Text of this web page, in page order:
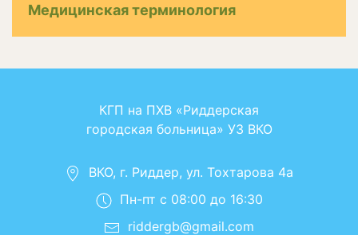
Медицинская терминология
КГП на ПХВ «Риддерская
городская больница» УЗ ВКО
ВКО, г. Риддер, ул. Тохтарова 4а
Пн-пт с 08:00 до 16:30
riddergb@gmail.com